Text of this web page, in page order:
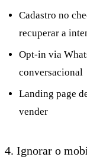
Cadastro no
recuperar a
Opt-in via
conversacional
Landing page
vender
4. Ignorar o